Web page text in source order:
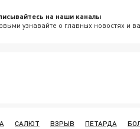
на наши каналы
узнавайте о главных новостях и
САЛЮТ ВЗРЫВ ПЕТАРДА